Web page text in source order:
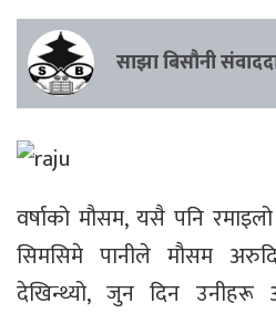
साझा बिसौनी
वर्षाको मौसम, यसै पनि
सिमसिमे पानीले मौसम
देखिन्थ्यो, जुन दिन